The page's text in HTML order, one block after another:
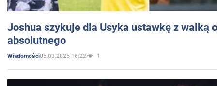
Joshua szykuje dla Usyka ustawkę z walką
absolutnego
Wiadomości05.03.2025 16:22 1